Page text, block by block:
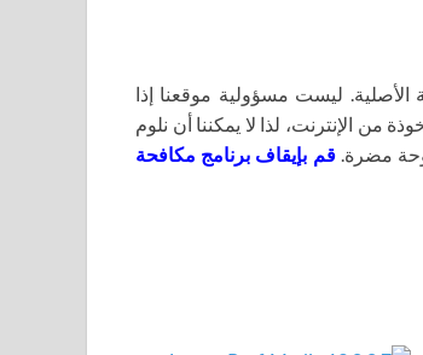
ليست مسؤولية موقعنا إذا
من الإنترنت، لذا لا يمكننا أن نلوم
مضرة.قم بإيقاف برنامج مكافحة